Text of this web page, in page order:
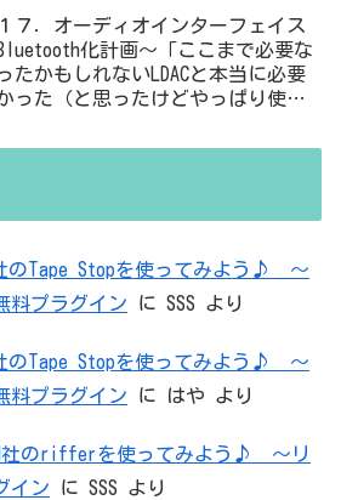
７．オーディオインターフェイス
化計画～「ここまで必要な
たかもしれないLDACと本当に必要
った（と思ったけどやっぱり使っ
を重ねた結論はシンプルだった
のTape Stopを使ってみよう♪ ～
プラグイン に SSS より
のTape Stopを使ってみよう♪ ～
プラグイン に はや より
社のrifferを使ってみよう♪ ～リ
イン に SSS より